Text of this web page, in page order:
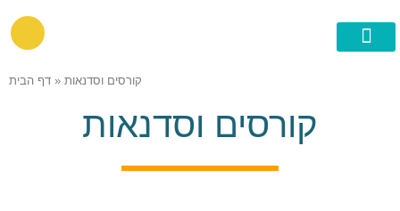
דף הבית » קורסים וסדנאות
קורסים וסדנאות